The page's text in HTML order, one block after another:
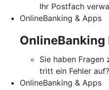
Ihr Postfach
OnlineBanking & Apps
OnlineBanking
Sie haben Fragen
tritt ein Fehler auf?
OnlineBanking & Apps